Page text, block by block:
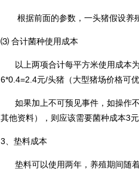
根据前面的参数，一头猪假设养殖
⑶ 合计菌种使用成本
以上两项合计每平方米使用成本为
6*0.4=2.4元/头猪（大型猪场价格可优
如果加上不可预见事件，如操作不
其他资料），则应该需要菌种成本3元
3、垫料成本
垫料可以使用两年，养殖期间随着